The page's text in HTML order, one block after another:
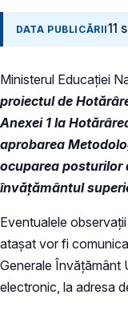
DATA PUBLICĂRII11
Ministerul Educației
proiectul de
Anexei 1 la
aprobarea
ocuparea posturilor
învăţământul
Eventualele
atașat vor fi
Generale Învățământ
electronic, la adresa